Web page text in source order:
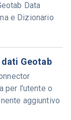
Data
e Dizionario
Geotab
per l'utente o
aggiuntivo